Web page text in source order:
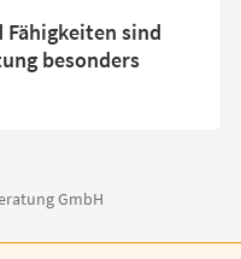
Fähigkeiten sind
besonders
GmbH